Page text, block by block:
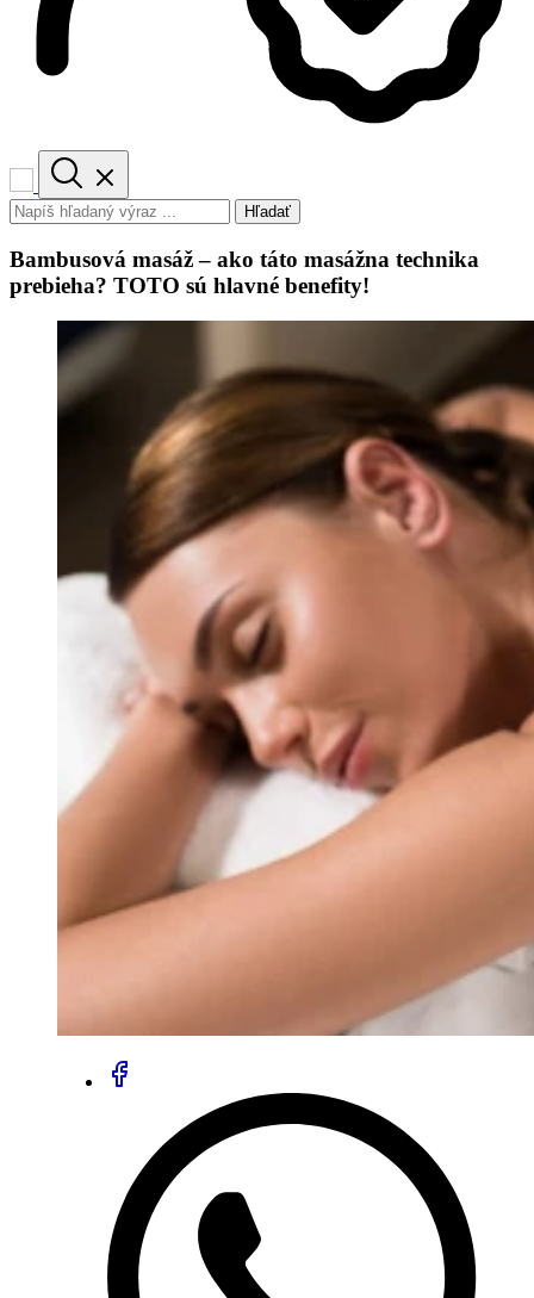
Hľadať
Bambusová masáž – ako táto masážna technika
prebieha? TOTO sú hlavné benefity!